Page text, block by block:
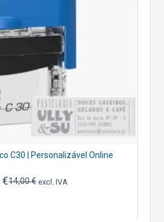
C30 | Personalizável Online
14,00€
O
€O
excl. IVA